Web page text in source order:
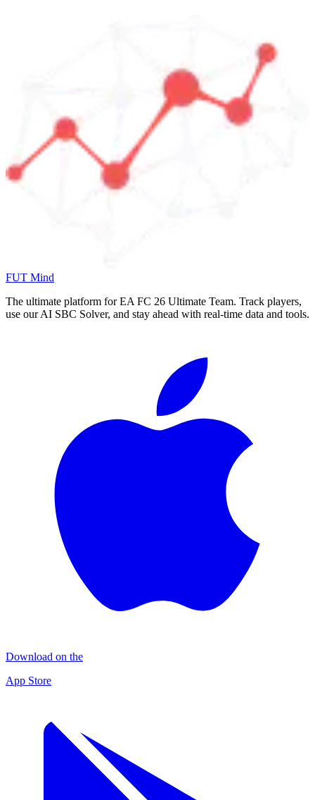
FUT Mind
The ultimate platform for EA FC 26 Ultimate Team. Track players,
use our AI SBC Solver, and stay ahead with real-time data and tools.
Download on the
App Store